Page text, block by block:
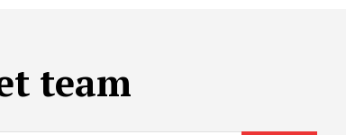
team